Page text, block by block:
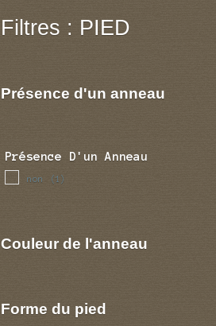
Filtres : PIED
Présence d'un anneau
Présence D'un Anneau
non (1)
Couleur de l'anneau
Forme du pied